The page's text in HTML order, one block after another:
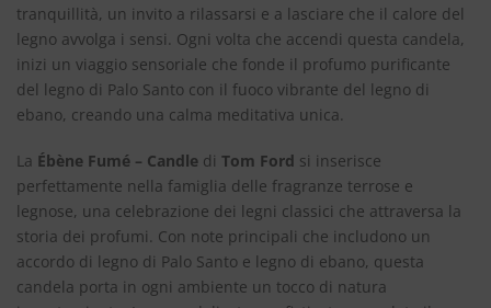
tranquillità, un invito a rilassarsi e a lasciare che il calore del
legno avvolga i sensi. Ogni volta che accendi questa candela,
inizi un viaggio sensoriale che fonde il profumo purificante
del legno di Palo Santo con il fuoco vibrante del legno di
ebano, creando una calma meditativa unica.
La Ébène Fumé – Candle di Tom Ford si inserisce
perfettamente nella famiglia delle fragranze terrose e
legnose, una celebrazione dei legni classici che attraversa la
storia dei profumi. Con note principali che includono un
accordo di legno di Palo Santo e legno di ebano, questa
candela porta in ogni ambiente un tocco di natura